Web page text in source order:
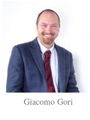
Giacomo Gori